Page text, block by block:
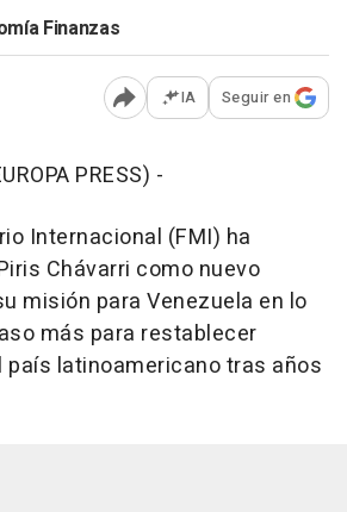
Finanzas
Abrir opciones para
IA Seguir en
PRESS) -
Internacional (FMI) ha
Chávarri como nuevo
misión para Venezuela en lo
más para restablecer
país latinoamericano tras años